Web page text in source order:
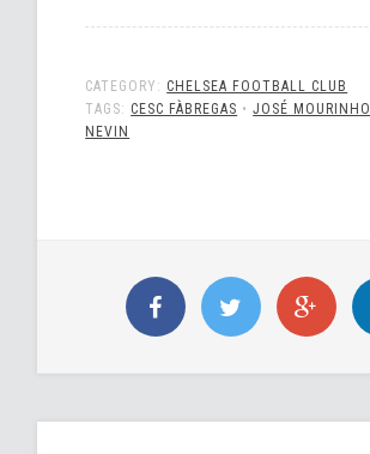
CATEGORY: CHELSEA FOOTBALL CLUB
TAGS: CESC FÀBREGAS •JOSÉ MOURINHO
NEVIN